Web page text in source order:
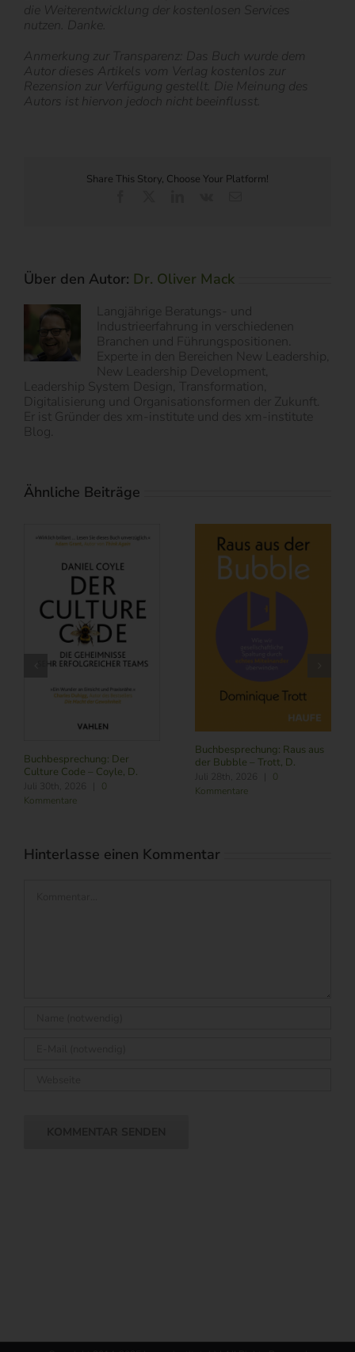
die Weiterentwicklung der kostenlosen Services
nutzen. Danke.
Anmerkung zur Transparenz: Das Buch wurde dem
Autor dieses Artikels vom Verlag kostenlos zur
Rezension zur Verfügung gestellt. Die Meinung des
Autors ist hiervon jedoch nicht beeinflusst.
Share This Story, Choose Your Platform!
Über den Autor: Dr. Oliver Mack
Langjährige Beratungs- und
Industrieerfahrung in verschiedenen
Branchen und Führungspositionen.
Experte in den Bereichen New Leadership,
New Leadership Development,
Leadership System Design, Transformation,
Digitalisierung und Organisationsformen der Zukunft.
Er ist Gründer des xm-institute und des xm-institute
Blog.
Ähnliche Beiträge
Buchbesprechung: Subscribe
Juli 24th, 2026
Kommentare
Buchbesprechung: Führung
im Zeitalter von KI – Butler,
R./ Nitschmann, J./ Becking,
M.
August 6th, 2026
Hinterlasse einen Kommentar